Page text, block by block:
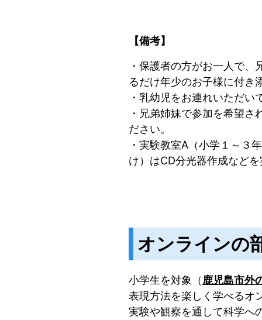
【備考】
・保護者の方がお一人で
るだけ年少のお子様に付き
・乳幼児をお連れいただい
・兄弟姉妹で参加を希望
ださい。
・実験教室A（小学１～３
け）はCD分光器作成など
オンラインの
小学生を対象（ 鹿児島市外
表現方法を楽しく学べるオ
実験や観察を通して科学へ